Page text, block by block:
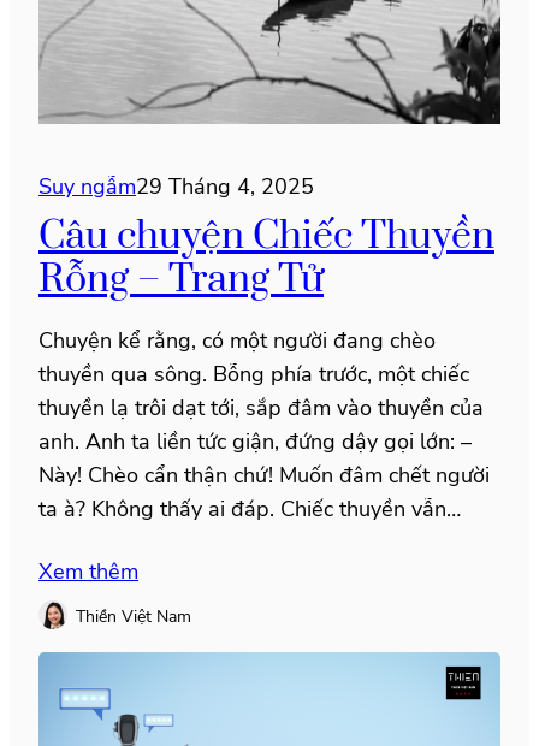
Suy ngẫm29 Tháng 4, 2025
Câu chuyện Chiếc Thuyền
Rỗng – Trang Tử
Chuyện kể rằng, có một người đang chèo
thuyền qua sông. Bỗng phía trước, một chiếc
thuyền lạ trôi dạt tới, sắp đâm vào thuyền của
anh. Anh ta liền tức giận, đứng dậy gọi lớn: –
Này! Chèo cẩn thận chứ! Muốn đâm chết người
ta à? Không thấy ai đáp. Chiếc thuyền vẫn…
Xem thêm
Thiền Việt Nam